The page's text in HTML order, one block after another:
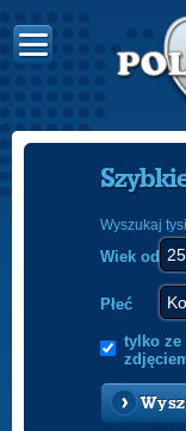
Wyszukaj
Wiek od
Płeć
tylko ze